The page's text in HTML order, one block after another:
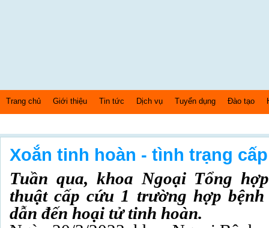
Trang chủ Giới thiệu Tin tức Dịch vụ Tuyển dụng Đào tạo
Xoắn tinh hoàn - tình trạng
Tuần qua, khoa Ngoại Tổng
thuật cấp cứu 1 trường hợp
dẫn đến hoại tử tinh hoàn.